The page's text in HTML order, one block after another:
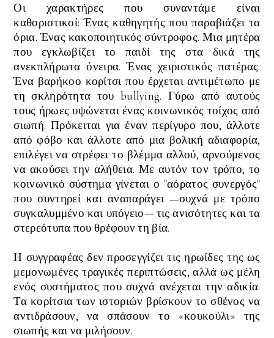
Οι χαρακτήρες που συναντάμε είναι
καθοριστικοί:Ένας καθηγητής που παραβιάζει τα
όρια. Ένας κακοποιητικός σύντροφος. Μια μητέρα
που εγκλωβίζει το παιδί της στα δικά της
ανεκπλήρωτα όνειρα. Ένας χειριστικός πατέρας.
Ένα βαρήκοο κορίτσι που έρχεται αντιμέτωπο με
τη σκληρότητα του bullying. Γύρω από αυτούς
τους ήρωες υψώνεται ένας κοινωνικός τοίχος από
σιωπή. Πρόκειται για έναν περίγυρο που, άλλοτε
από φόβο και άλλοτε από μια βολική αδιαφορία,
επιλέγει να στρέφει το βλέμμα αλλού, αρνούμενος
να ακούσει την αλήθεια. Με αυτόν τον τρόπο, το
κοινωνικό σύστημα γίνεται ο "αόρατος συνεργός"
που συντηρεί και αναπαράγει —συχνά με τρόπο
συγκαλυμμένο και υπόγειο— τις ανισότητες και τα
στερεότυπα που θρέφουν τη βία.
Η συγγραφέας δεν προσεγγίζει τις ηρωίδες της ως
μεμονωμένες τραγικές περιπτώσεις, αλλά ως μέλη
ενός συστήματος που συχνά ανέχεται την αδικία.
Τα κορίτσια των ιστοριών βρίσκουν το σθένος να
αντιδράσουν, να σπάσουν το «κουκούλι» της
σιωπής και να μιλήσουν.